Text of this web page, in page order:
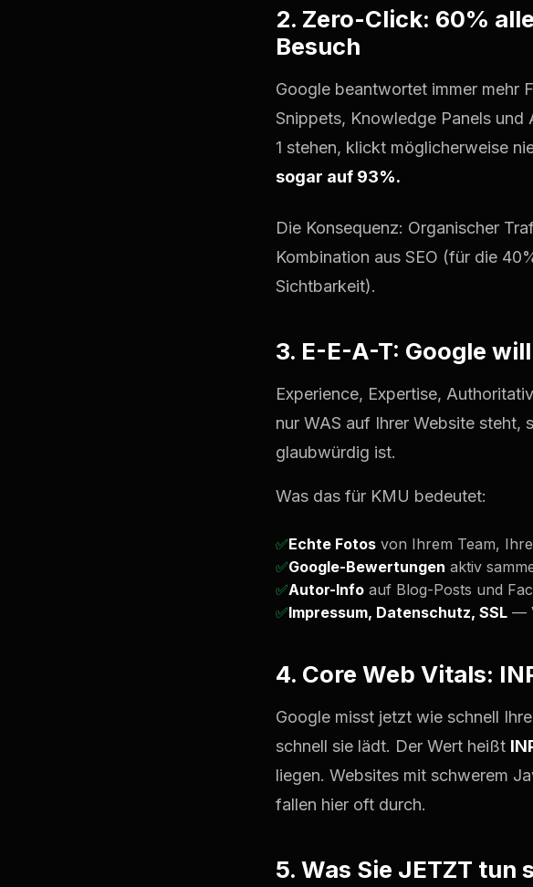
2. Zero-Click: 60%
Besuch
Google beantwortet immer mehr
Snippets, Knowledge Panels
1 stehen, klickt möglicherweise
sogar auf 93%.
Die Konsequenz: Organischer
Kombination aus SEO (für die
Sichtbarkeit).
3. E-E-A-T: Google
Experience, Expertise,
nur WAS auf Ihrer Website steht,
glaubwürdig ist.
Was das für KMU bedeutet:
✅Echte Fotos von Ihrem Team,
✅Google-Bewertungen aktiv
✅Autor-Info auf Blog-Posts und
✅Impressum, Datenschutz, SSL —
4. Core Web Vitals:
Google misst jetzt wie schnell
schnell sie lädt. Der Wert heißt
liegen. Websites mit schwerem
fallen hier oft durch.
5. Was Sie JETZT